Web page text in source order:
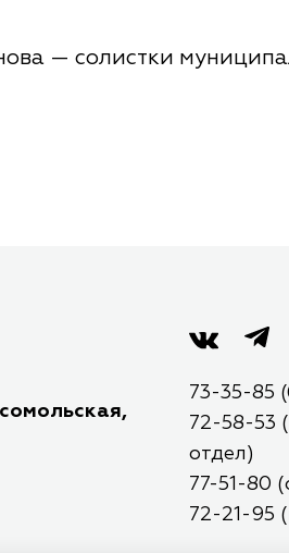
— солистки
73-35-85
72-58-53
отдел)
77-51-80
72-21-95